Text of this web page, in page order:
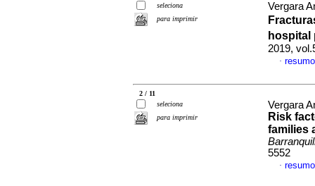
seleciona
para imprimir
Vergara
2019,
·
2 / 11
seleciona
para imprimir
Vergara
Risk
families
5552
·